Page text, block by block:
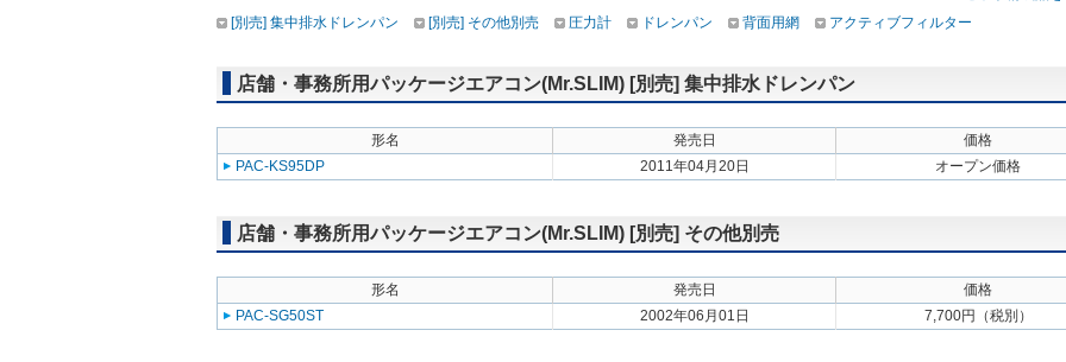
[別売] 集中排水ドレンパン
[別売] その他別売 圧力計 ドレンパン 背面用網 アクティブフィルター
店舗・事務所用パッケージエアコン(Mr.SLIM) [別売] 集中排水ドレンパン
形名 発売日
価格
PAC-KS95DP
2011年04月20日 オープン価格
店舗・事務所用パッケージエアコン(Mr.SLIM) [別売] その他別売
形名 発売日
価格
PAC-SG50ST
2002年06月01日 7,700円（税別）